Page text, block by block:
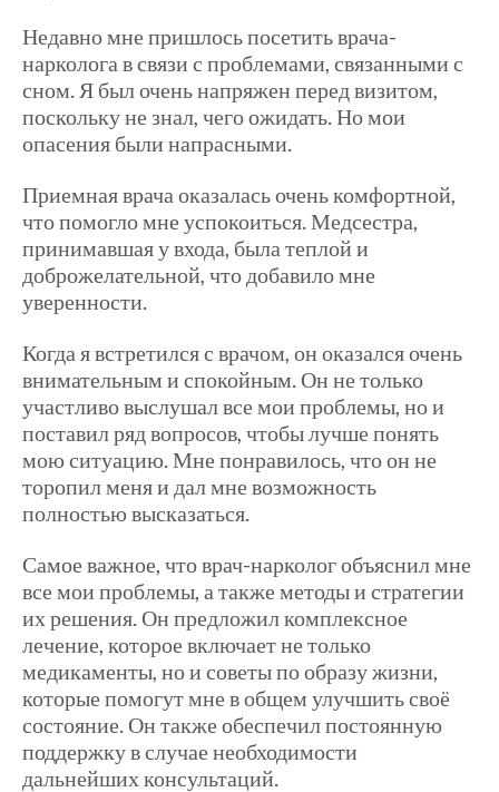
Недавно мне пришлось посетить врача-
нарколога в связи с проблемами, связанными с
сном. Я был очень напряжен перед визитом,
поскольку не знал, чего ожидать. Но мои
опасения были напрасными.
Приемная врача оказалась очень комфортной,
что помогло мне успокоиться. Медсестра,
принимавшая у входа, была теплой и
доброжелательной, что добавило мне
уверенности.
Когда я встретился с врачом, он оказался очень
внимательным и спокойным. Он не только
участливо выслушал все мои проблемы, но и
поставил ряд вопросов, чтобы лучше понять
мою ситуацию. Мне понравилось, что он не
торопил меня и дал мне возможность
полностью высказаться.
Самое важное, что врач-нарколог объяснил мне
все мои проблемы, а также методы и стратегии
их решения. Он предложил комплексное
лечение, которое включает не только
медикаменты, но и советы по образу жизни,
которые помогут мне в общем улучшить своё
состояние. Он также обеспечил постоянную
поддержку в случае необходимости
дальнейших консультаций.